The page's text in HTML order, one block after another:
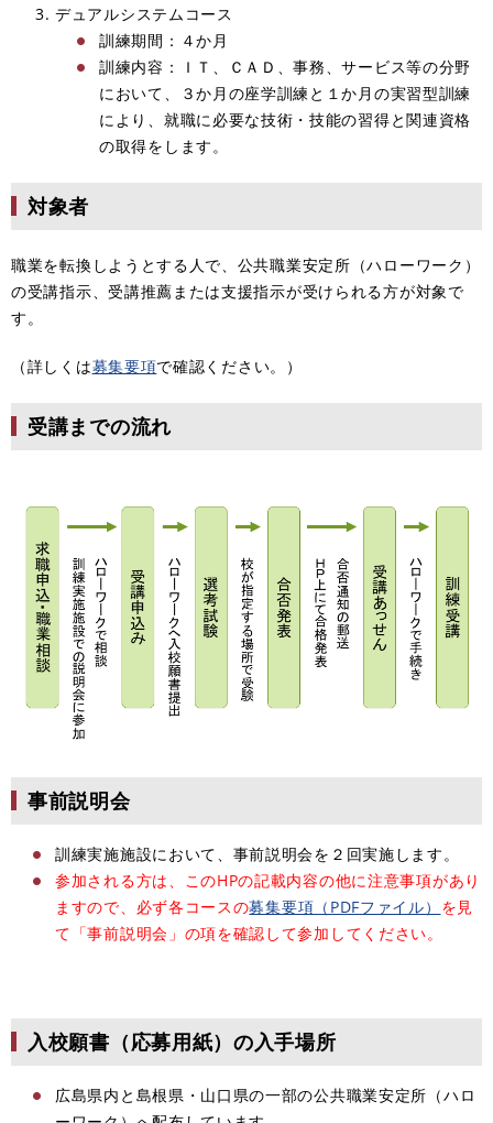
デュアルシステムコース
訓練期間：４か月
訓練内容：ＩＴ、ＣＡＤ、事務、サービス等の分野
において、３か月の座学訓練と１か月の実習型訓練
により、就職に必要な技術・技能の習得と関連資格
の取得をします。
対象者
職業を転換しようとする人で、公共職業安定所（ハローワーク）
の受講指示、受講推薦または支援指示が受けられる方が対象で
す。
（詳しくは募集要項で確認ください。）
受講までの流れ
事前説明会
訓練実施施設において、事前説明会を２回実施します。
参加される方は、このHPの記載内容の他に注意事項があり
ますので、必ず各コースの募集要項（PDFファイル） を見
て「事前説明会」の項を確認して参加してください。
入校願書（応募用紙）の入手場所
​広島県内と島根県・山口県の一部の公共職業安定所（ハロ